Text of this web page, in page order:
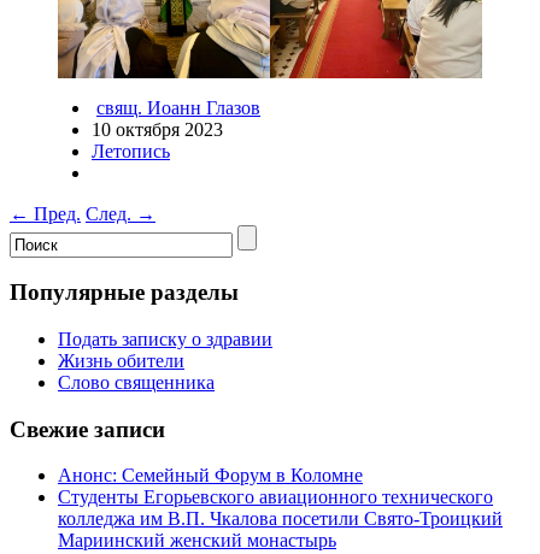
свящ. Иоанн Глазов
10 октября 2023
Летопись
← Пред. След. →
Популярные разделы
Подать записку о здравии
Жизнь обители
Слово священника
Свежие записи
Анонс: Семейный Форум в Коломне
Студенты Егорьевского авиационного технического
колледжа им В.П. Чкалова посетили Свято-Троицкий
Мариинский женский монастырь